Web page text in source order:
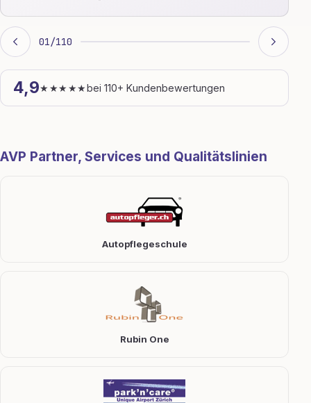
01/110
4,9★★★★★bei 110+ Kundenbewertungen
AVP Partner, Services und Qualitätslinien
Autopflegeschule
Rubin One